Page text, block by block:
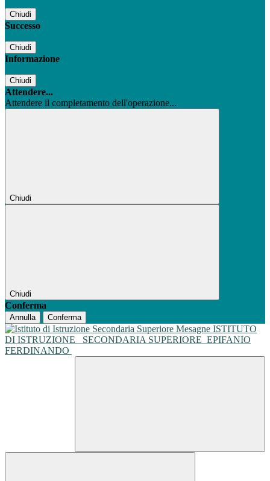
Chiudi
Successo
Chiudi
Informazione
Chiudi
Attendere...
Attendere il completamento dell'operazione...
Chiudi
Chiudi
Conferma
Annulla Conferma
ISTITUTO
DI ISTRUZIONE
SECONDARIA SUPERIORE EPIFANIO
FERDINANDO